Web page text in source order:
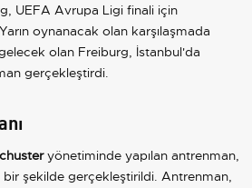
UEFA Avrupa Ligi finali için
Yarın oynanacak olan karşılaşmada
olan Freiburg, İstanbul'da
gerçekleştirdi.
yönetiminde yapılan antrenman,
bir şekilde gerçekleştirildi. Antrenman,